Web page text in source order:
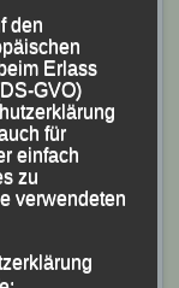
Dr. Achim
der DJK-
Stadträtin
Rother
Stadtrat
den
Erlass
GVO)
für
einfach
zu
verwendeten